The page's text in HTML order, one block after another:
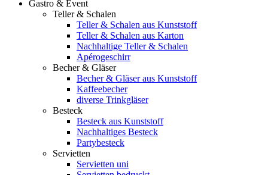
Gastro & Event
Teller & Schalen
Teller & Schalen aus Kunststoff
Teller & Schalen aus Karton
Nachhaltige Teller & Schalen
Apérogeschirr
Becher & Gläser
Becher & Gläser aus Kunststoff
Kaffeebecher
diverse Trinkgläser
Besteck
Besteck aus Kunststoff
Nachhaltiges Besteck
Partybesteck
Servietten
Servietten uni